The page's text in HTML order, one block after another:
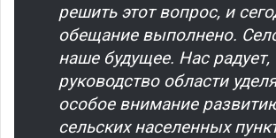
решить этот вопрос, и
обещание выполнено.
наше будущее. Нас радует,
руководство области
особое внимание
сельских населенных